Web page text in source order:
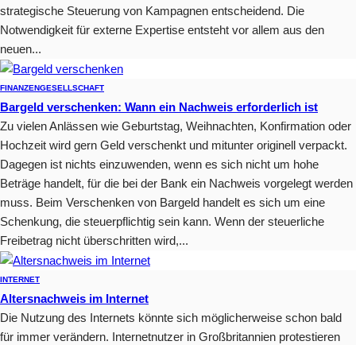
strategische Steuerung von Kampagnen entscheidend. Die
Notwendigkeit für externe Expertise entsteht vor allem aus den
neuen...
FINANZENGESELLSCHAFT
Bargeld verschenken: Wann ein Nachweis erforderlich ist
Zu vielen Anlässen wie Geburtstag, Weihnachten, Konfirmation oder
Hochzeit wird gern Geld verschenkt und mitunter originell verpackt.
Dagegen ist nichts einzuwenden, wenn es sich nicht um hohe
Beträge handelt, für die bei der Bank ein Nachweis vorgelegt werden
muss. Beim Verschenken von Bargeld handelt es sich um eine
Schenkung, die steuerpflichtig sein kann. Wenn der steuerliche
Freibetrag nicht überschritten wird,...
INTERNET
Altersnachweis im Internet
Die Nutzung des Internets könnte sich möglicherweise schon bald
für immer verändern. Internetnutzer in Großbritannien protestieren